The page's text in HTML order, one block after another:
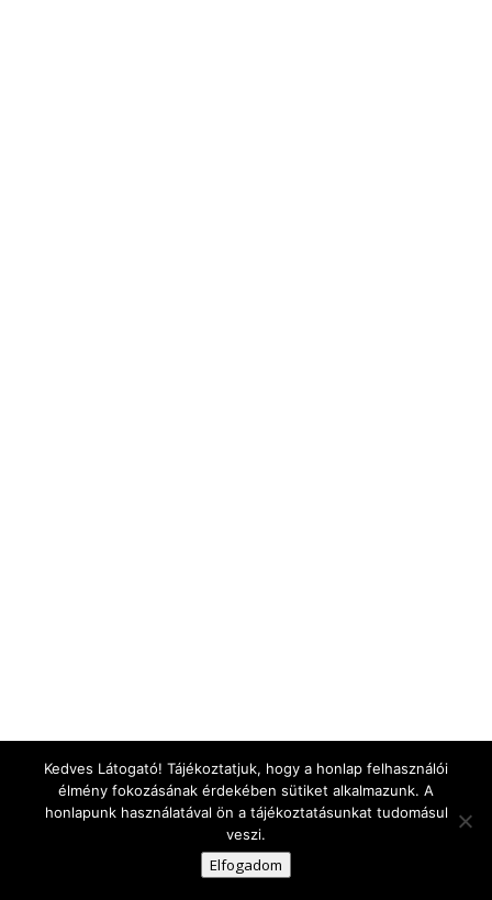
Kedves Látogató! Tájékoztatjuk, hogy a honlap felhasználói
élmény fokozásának érdekében sütiket alkalmazunk. A
honlapunk használatával ön a tájékoztatásunkat tudomásul
veszi.
Elfogadom